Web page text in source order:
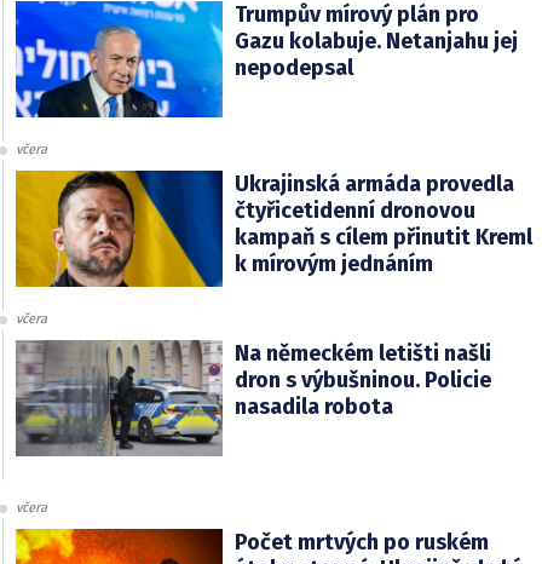
Trumpův mírový plán pro
Gazu kolabuje. Netanjahu jej
nepodepsal
včera
Ukrajinská armáda provedla
čtyřicetidenní dronovou
kampaň s cílem přinutit Kreml
k mírovým jednáním
včera
Na německém letišti našli
dron s výbušninou. Policie
nasadila robota
včera
Počet mrtvých po ruském